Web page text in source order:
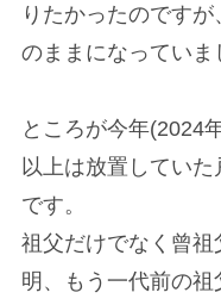
りたかったのです
のままになっていま
ところが今年(2024
以上は放置してい
です。
祖父だけでなく曾祖
明、もう一代前の